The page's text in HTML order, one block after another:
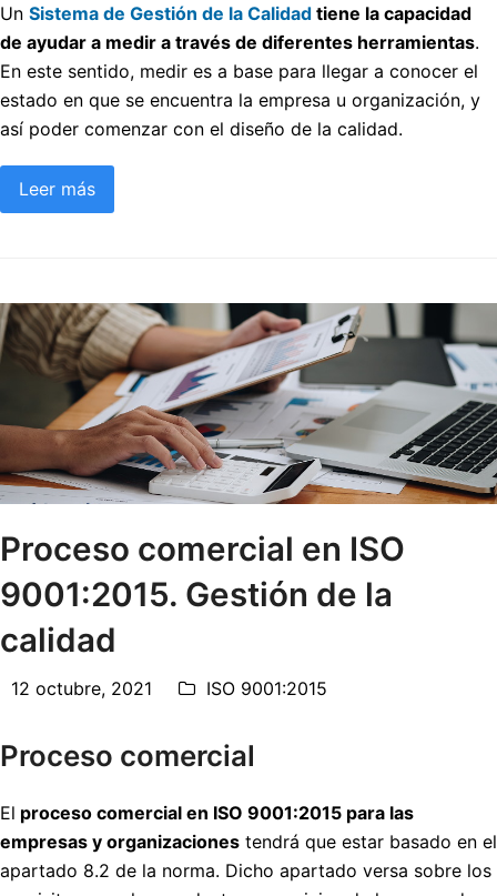
Un Sistema de Gestión de la Calidad tiene la capacidad
de ayudar a medir a través de diferentes herramientas.
En este sentido, medir es a base para llegar a conocer el
estado en que se encuentra la empresa u organización, y
así poder comenzar con el diseño de la calidad.
Leer más
Proceso comercial en ISO
9001:2015. Gestión de la
calidad
12 octubre, 2021 ISO 9001:2015
Proceso comercial
El proceso comercial en ISO 9001:2015 para las
empresas y organizaciones tendrá que estar basado en el
apartado 8.2 de la norma. Dicho apartado versa sobre los